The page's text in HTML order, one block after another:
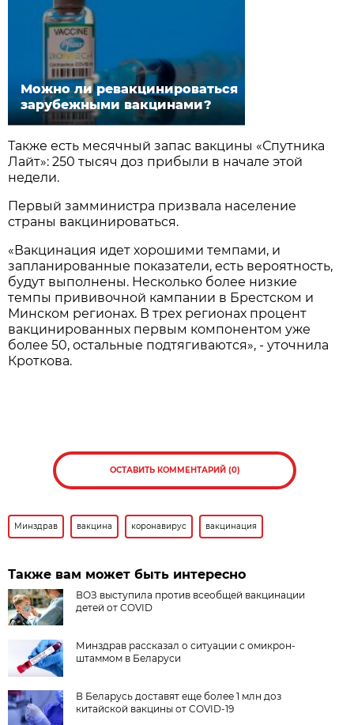
Можно ли ревакцинироваться
зарубежными вакцинами?
Также есть месячный запас вакцины «Спутника
Лайт»: 250 тысяч доз прибыли в начале этой
недели.
Первый замминистра призвала население
страны вакцинироваться.
«Вакцинация идет хорошими темпами, и
запланированные показатели, есть вероятность,
будут выполнены. Несколько более низкие
темпы прививочной кампании в Брестском и
Минском регионах. В трех регионах процент
вакцинированных первым компонентом уже
более 50, остальные подтягиваются», - уточнила
Кроткова.
ОСТАВИТЬ КОММЕНТАРИЙ (0)
Минздрав вакцина коронавирус вакцинация
Также вам может быть интересно
ВОЗ выступила против всеобщей вакцинации
детей от COVID
Минздрав рассказал о ситуации с омикрон-
штаммом в Беларуси
В Беларусь доставят еще более 1 млн доз
китайской вакцины от COVID-19